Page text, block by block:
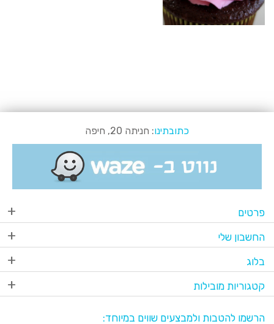
כתובתינו: חניתה 20, חיפה
פרטים
החשבון שלי
בלוג
קטגוריות מובילות
הרשמו להטבות ולמבצעים שווים במיוחד: